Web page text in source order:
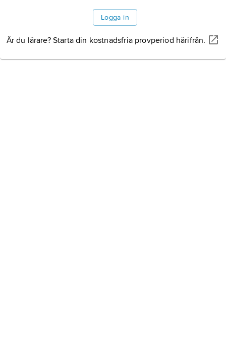
Logga in
Är du lärare? Starta din kostnadsfria provperiod härifrån.